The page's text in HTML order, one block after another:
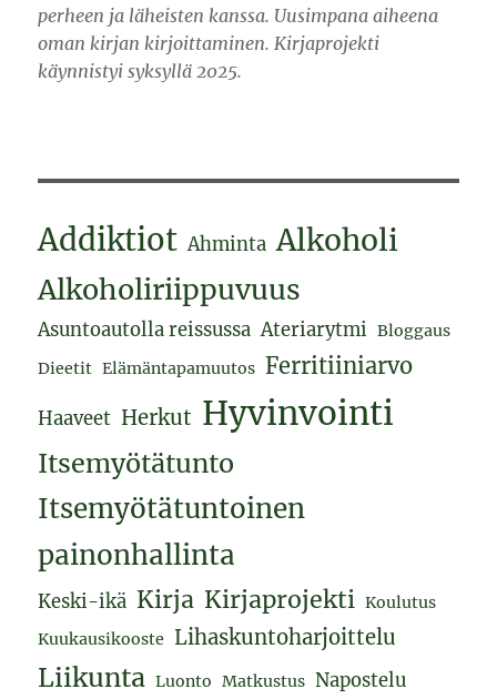
perheen ja läheisten kanssa. Uusimpana aiheena
oman kirjan kirjoittaminen. Kirjaprojekti
käynnistyi syksyllä 2025.
Addiktiot Ahminta Alkoholi
Alkoholiriippuvuus
Asuntoautolla reissussa Ateriarytmi Bloggaus
Dieetit Elämäntapamuutos Ferritiiniarvo
Haaveet Herkut Hyvinvointi
Itsemyötätunto
Itsemyötätuntoinen
painonhallinta
Keski-ikä Kirja Kirjaprojekti Koulutus
Kuukausikooste
Lihaskuntoharjoittelu
Liikunta Luonto Matkustus Napostelu